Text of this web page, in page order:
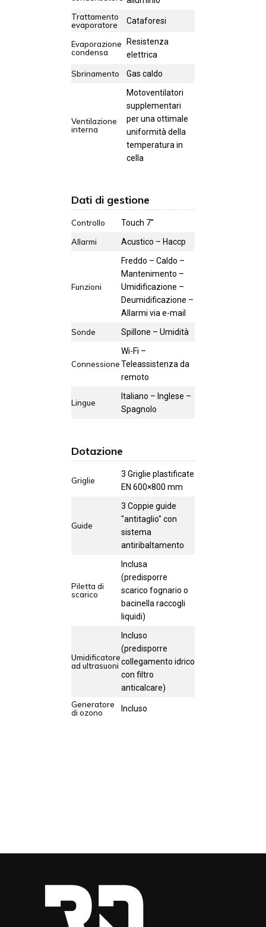
Trattamento
evaporatore
Cataforesi
Evaporazione
condensa
Resistenza
elettrica
Sbrinamento
Gas caldo
Ventilazione
interna
Motoventilatori
supplementari
per una ottimale
uniformità della
temperatura in
cella
Dati di gestione
Controllo
Touch 7''
Allarmi
Acustico – Haccp
Funzioni
Freddo – Caldo –
Mantenimento –
Umidificazione –
Deumidificazione –
Allarmi via e-mail
Sonde
Spillone – Umidità
Connessione
Wi-Fi –
Teleassistenza da
remoto
Lingue
Italiano – Inglese –
Spagnolo
Dotazione
Griglie
3 Griglie plastificate
EN 600×800 mm
Guide
3 Coppie guide
"antitaglio" con
sistema
antiribaltamento
Piletta di
scarico
Inclusa
(predisporre
scarico fognario o
bacinella raccogli
liquidi)
Umidificatore
ad ultrasuoni
Incluso
(predisporre
collegamento idrico
con filtro
anticalcare)
Generatore
di ozono
Incluso